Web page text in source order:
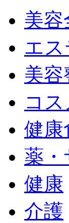
美容
エス
美容
コス
健康
薬・
健康
介護